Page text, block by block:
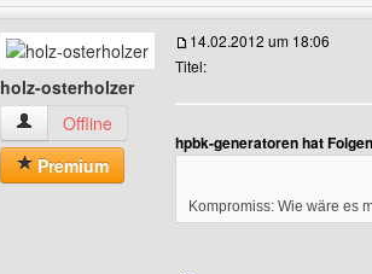
holz-osterholzer
holz-osterholzer Benutzer-Profile anzeigen
Offline
Premium
14.02.2012 um 18:06
Titel:
hpbk-generatoren hat
Kompromiss: Wie wäre es